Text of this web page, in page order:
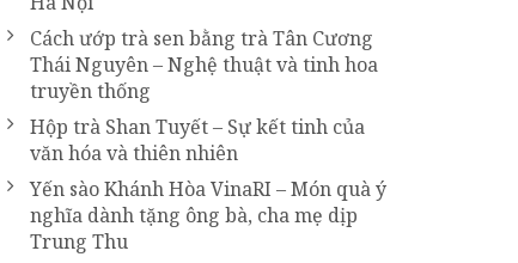
Cách ướp trà sen bằng trà Tân Cương
Thái Nguyên – Nghệ thuật và tinh hoa
truyền thống
Hộp trà Shan Tuyết – Sự kết tinh của
văn hóa và thiên nhiên
Yến sào Khánh Hòa VinaRI – Món quà ý
nghĩa dành tặng ông bà, cha mẹ dịp
Trung Thu